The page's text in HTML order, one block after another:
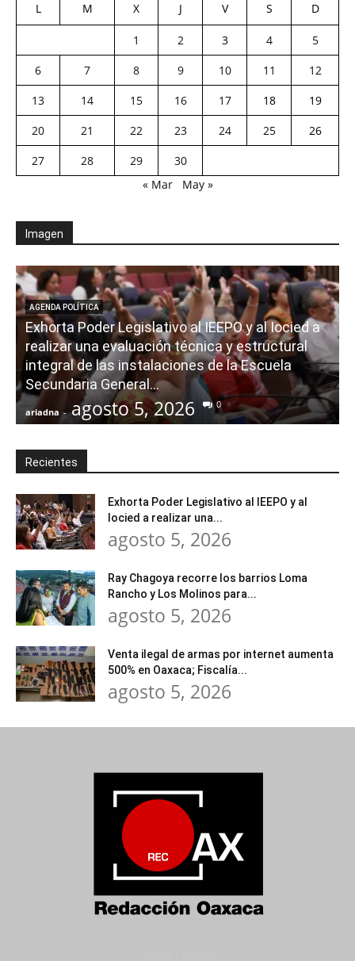
L M X J V S D
1 2 3 4
5
6
7 8 9 10 11
12
13
14 15 16 17 18
19
20
21 22 23 24 25
26
27
28 29
30
« Mar
May »
Imagen
AGENDA POLÍTICA
Exhorta Poder Legislativo al IEEPO y al Iocied a
realizar una evaluación técnica y estructural
integral de las instalaciones de la Escuela
Secundaria General...
ariadna - agosto 5, 2026 0
Recientes
Exhorta Poder Legislativo al IEEPO y al
Iocied a realizar una...
agosto 5, 2026
Ray Chagoya recorre los barrios Loma
Rancho y Los Molinos para...
agosto 5, 2026
Venta ilegal de armas por internet aumenta
500% en Oaxaca; Fiscalía...
agosto 5, 2026